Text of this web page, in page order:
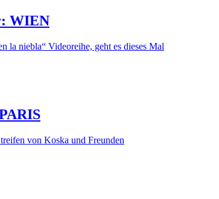
WIEN
la niebla“ Videoreihe, geht es dieses Mal
von Koska und Freunden